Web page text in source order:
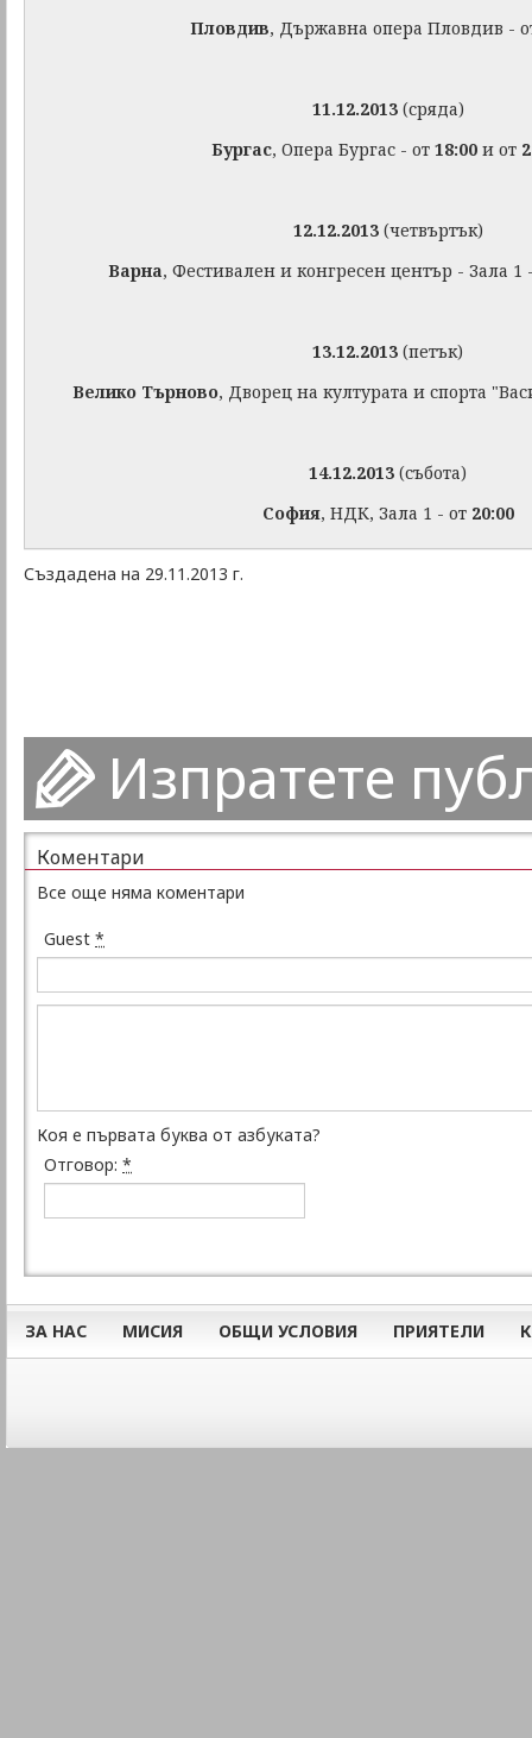
Пловдив, Държавна опера Пловдив -
11.12.2013(сряда)
Бургас, Опера Бургас - от 18:00 и от
12.12.2013(четвъртък)
Варна, Фестивален и конгресен център - Зала 1
13.12.2013 (петък)
Велико Търново, Дворец на културата и спорта
14.12.2013 (събота)
София, НДК, Зала 1 - от 20:00
Създадена на 29.11.2013 г.
Изпратете
Коментари
Все още няма коментари
Guest *
Коя е първата буква от азбуката?
Отговор: *
ЗА НАС МИСИЯ ОБЩИ УСЛОВИЯ ПРИЯТЕЛИ